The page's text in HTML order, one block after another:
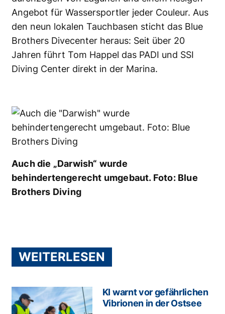
Angebot für Wassersportler jeder Couleur. Aus
den neun lokalen Tauchbasen sticht das Blue
Brothers Divecenter heraus: Seit über 20
Jahren führt Tom Happel das PADI und SSI
Diving Center direkt in der Marina.
Auch die „Darwish“ wurde
behindertengerecht umgebaut. Foto: Blue
Brothers Diving
WEITERLESEN
KI warnt vor gefährlichen
Vibrionen in der Ostsee